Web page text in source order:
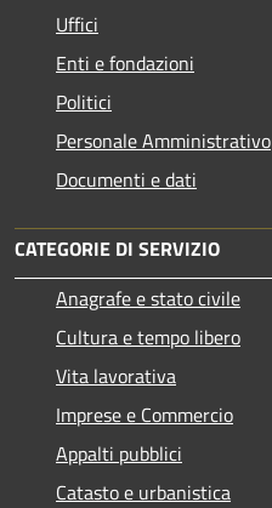
Uffici
Enti e fondazioni
Politici
Personale Amministrativo
Documenti e dati
CATEGORIE DI SERVIZIO
Anagrafe e stato civile
Cultura e tempo libero
Vita lavorativa
Imprese e Commercio
Appalti pubblici
Catasto e urbanistica